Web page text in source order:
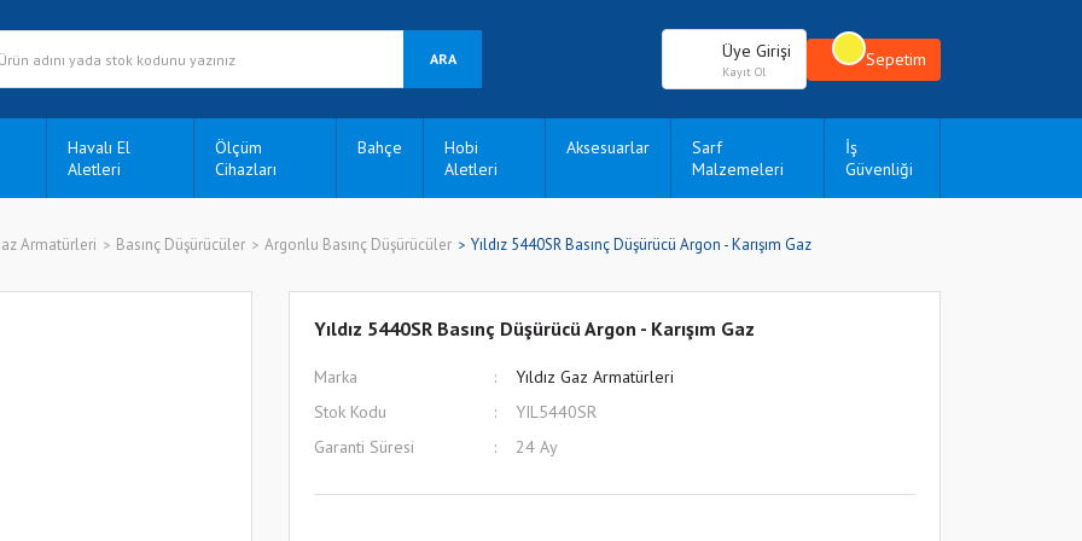
ARA Üye Girişi
Kayıt Ol
Sepetim
Havalı El
Aletleri
Ölçüm
Cihazları
Bahçe
Hobi
Aletleri
Aksesuarlar
Sarf
Malzemeleri
İş
Güvenliği
Armatürleri Basınç Düşürücüler Argonlu Basınç Düşürücüler Yıldız 5440SR Basınç Düşürücü Argon - Karışım Gaz
Yıldız 5440SR Basınç Düşürücü Argon - Karışım Gaz
Marka
Yıldız Gaz Armatürleri
Stok Kodu
YIL5440SR
Garanti Süresi
24 Ay